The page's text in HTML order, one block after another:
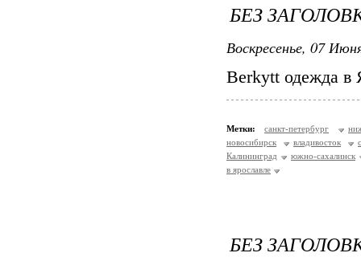
БЕЗ
Воскресенье, 07
Berkytt одежда в
Метки: санкт-петербург
новосибирск
владивосток
Калининград
южно-сахалинск
в ярославле
БЕЗ